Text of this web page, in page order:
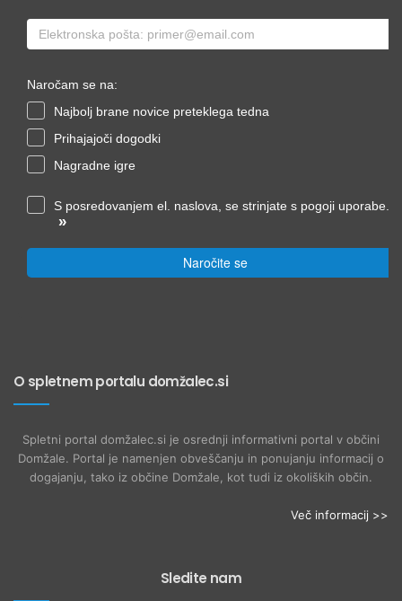
Naročam se na:
Najbolj brane novice preteklega tedna
Prihajajoči dogodki
Nagradne igre
S posredovanjem el. naslova, se strinjate s pogoji uporabe.
»
Naročite se
O spletnem portalu domžalec.si
Spletni portal domžalec.si je osrednji informativni portal v občini
Domžale. Portal je namenjen obveščanju in ponujanju informacij o
dogajanju, tako iz občine Domžale, kot tudi iz okoliških občin.
Več informacij >>
Sledite nam